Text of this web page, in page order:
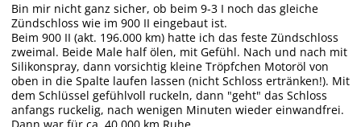
Bin mir nicht ganz sicher, ob beim 9-3 I noch das gleiche
Zündschloss wie im 900 II eingebaut ist.
Beim 900 II (akt. 196.000 km) hatte ich das feste Zündschloss
zweimal. Beide Male half ölen, mit Gefühl. Nach und nach mit
Silikonspray, dann vorsichtig kleine Tröpfchen Motoröl von
oben in die Spalte laufen lassen (nicht Schloss ertränken!). Mit
dem Schlüssel gefühlvoll ruckeln, dann "geht" das Schloss
anfangs ruckelig, nach wenigen Minuten wieder einwandfrei.